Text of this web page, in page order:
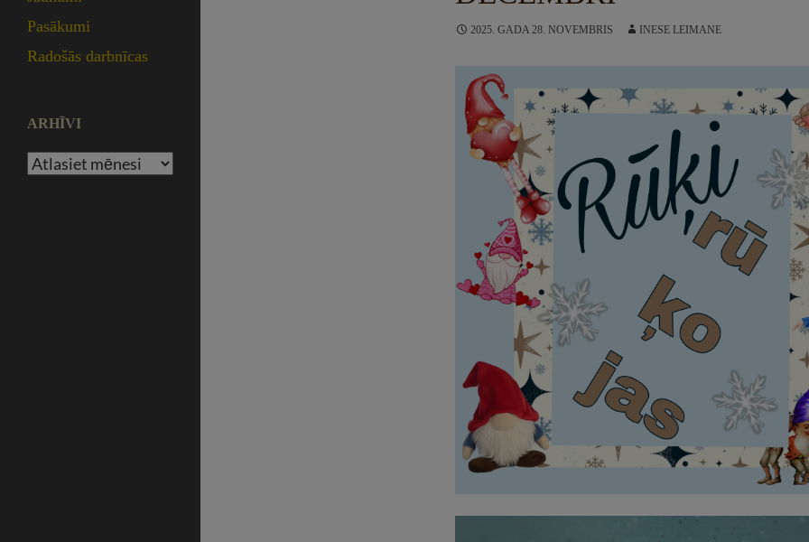
2025. GADA 28. NOVEMBRIS INESE LEIMANE
Pasākumi
Radošās darbnīcas
ARHĪVI
Arhīvi